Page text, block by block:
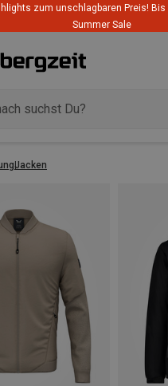
zum unschlagbaren Preis! Bis
Summer Sale
Jacken